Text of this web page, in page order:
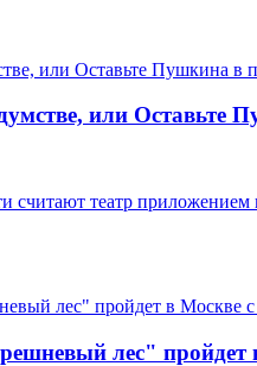
или Оставьте
считают театр приложением
лес" пройдет